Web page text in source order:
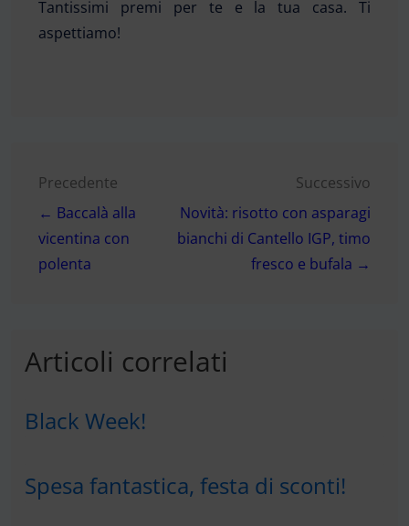
Tantissimi premi per te e la tua casa. Ti
aspettiamo!
Navigazione
articoli
Precedente
← Baccalà alla
vicentina con
polenta
Successivo
Novità: risotto con asparagi
bianchi di Cantello IGP, timo
fresco e bufala →
Articoli correlati
Black Week!
Spesa fantastica, festa di sconti!